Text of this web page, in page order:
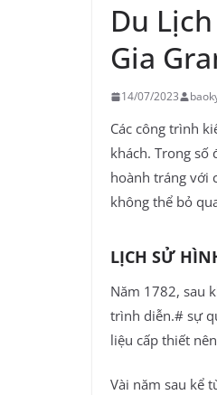
Du
Gia
14/07/2023
Các công trình
khách. Trong số
hoành tráng với
không thể bỏ
LỊCH SỬ
Năm 1782, sau
trình diễn.# sự
liệu cấp thiết
Vài năm sau kể